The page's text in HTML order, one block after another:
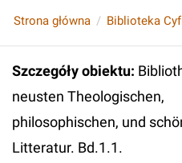
Strona główna Biblioteka
Szczegóły obiektu:
neusten Theologischen,
philosophischen, und
Litteratur. Bd.1.1.